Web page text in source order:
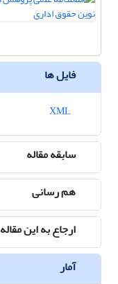
فایل ها
سابقه مقاله
هم رسانی
ارجاع به این مقاله
آمار